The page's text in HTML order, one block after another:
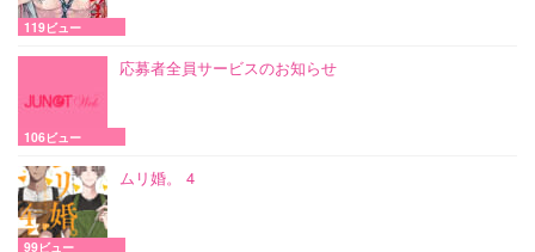
119ビュー
応募者全員サービスのお知らせ
106ビュー
ムリ婚。 4
99ビュー